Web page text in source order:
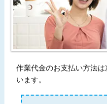
作業代金のお支払い方法
います。